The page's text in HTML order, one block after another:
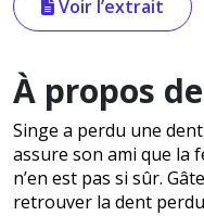
Voir l’extrait
À propos
Singe a perdu une
assure son ami que la
n’en est pas si sûr.
retrouver la dent